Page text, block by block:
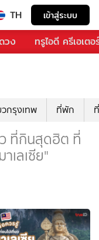
TH เข้าสู่ระบบ
วง ทรูไอดี ครีเอเตอ
วกรุงเทพ ที่พัก
ว ที่กินสุดฮิต ที่
เลเซีย"